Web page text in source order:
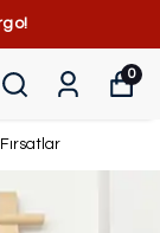
0
Fırsatlar